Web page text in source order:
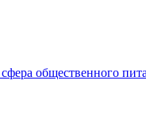
общественного